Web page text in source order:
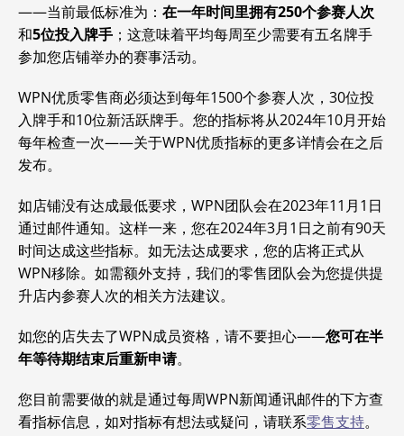
——当前最低标准为： 在一年时间里拥有250个参赛人次
和5位投入牌手 ；这意味着平均每周至少需要有五名牌手
参加您店铺举办的赛事活动。
WPN优质零售商必须达到每年1500个参赛人次，30位投
入牌手和10位新活跃牌手。您的指标将从2024年10月开始
每年检查一次——关于WPN优质指标的更多详情会在之后
发布。
如店铺没有达成最低要求，WPN团队会在2023年11月1日
通过邮件通知。这样一来，您在2024年3月1日之前有90天
时间达成这些指标。如无法达成要求，您的店将正式从
WPN移除。如需额外支持，我们的零售团队会为您提供提
升店内参赛人次的相关方法建议。
如您的店失去了WPN成员资格，请不要担心——您可在半
年等待期结束后重新申请。
您目前需要做的就是通过每周WPN新闻通讯邮件的下方查
看指标信息，如对指标有想法或疑问，请联系零售支持。